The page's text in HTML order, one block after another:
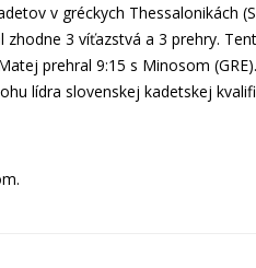
v gréckych Thessalonikách
3 víťazstvá a 3 prehry.
prehral 9:15 s Minosom
lídra slovenskej kadetskej